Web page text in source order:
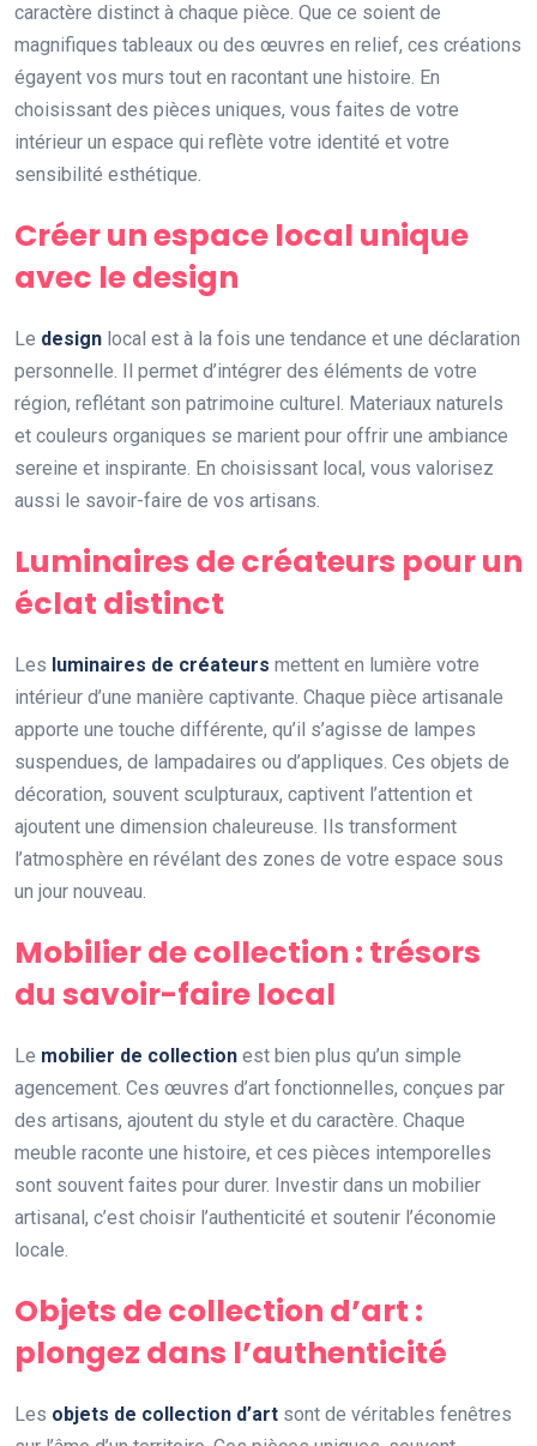
caractère distinct à chaque pièce. Que ce soient de
magnifiques tableaux ou des œuvres en relief, ces créations
égayent vos murs tout en racontant une histoire. En
choisissant des pièces uniques, vous faites de votre
intérieur un espace qui reflète votre identité et votre
sensibilité esthétique.
Créer un espace local unique
avec le design
Le design local est à la fois une tendance et une déclaration
personnelle. Il permet d’intégrer des éléments de votre
région, reflétant son patrimoine culturel. Materiaux naturels
et couleurs organiques se marient pour offrir une ambiance
sereine et inspirante. En choisissant local, vous valorisez
aussi le savoir-faire de vos artisans.
Luminaires de créateurs pour un
éclat distinct
Les luminaires de créateurs mettent en lumière votre
intérieur d’une manière captivante. Chaque pièce artisanale
apporte une touche différente, qu’il s’agisse de lampes
suspendues, de lampadaires ou d’appliques. Ces objets de
décoration, souvent sculpturaux, captivent l’attention et
ajoutent une dimension chaleureuse. Ils transforment
l’atmosphère en révélant des zones de votre espace sous
un jour nouveau.
Mobilier de collection : trésors
du savoir-faire local
Le mobilier de collection est bien plus qu’un simple
agencement. Ces œuvres d’art fonctionnelles, conçues par
des artisans, ajoutent du style et du caractère. Chaque
meuble raconte une histoire, et ces pièces intemporelles
sont souvent faites pour durer. Investir dans un mobilier
artisanal, c’est choisir l’authenticité et soutenir l’économie
locale.
Objets de collection d’art :
plongez dans l’authenticité
Les objets de collection d’art sont de véritables fenêtres